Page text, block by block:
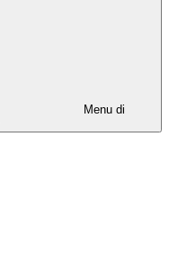
Menu di